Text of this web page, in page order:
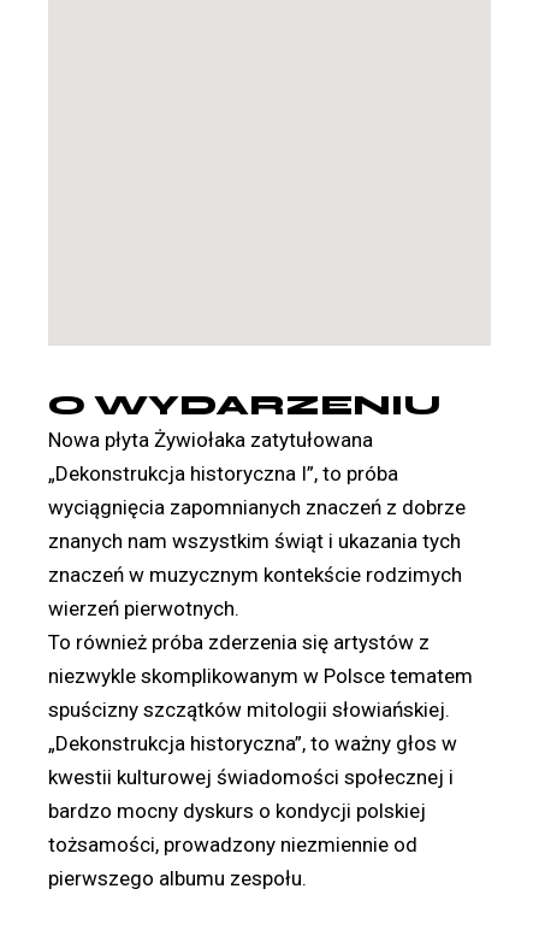
O WYDARZENIU
Nowa płytaŻywiołaka zatytułowana
„Dekonstrukcja historyczna I”, to próba
wyciągnięcia zapomnianych znaczeń z dobrze
znanych nam wszystkim świąt i ukazania tych
znaczeń w muzycznym kontekście rodzimych
wierzeń pierwotnych.
To również próba zderzenia się artystów z
niezwykle skomplikowanym w Polsce tematem
spuścizny szczątków mitologii słowiańskiej.
„Dekonstrukcja historyczna”, to ważny głos w
kwestii kulturowej świadomości społecznej i
bardzo mocny dyskurs o kondycji polskiej
tożsamości, prowadzony niezmiennie od
pierwszego albumu zespołu.